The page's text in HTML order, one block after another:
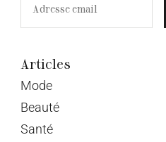
Articles
Mode
Beauté
Santé